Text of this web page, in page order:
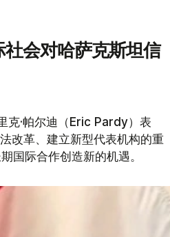
会对哈萨克斯坦信
克·帕尔迪（Eric Pardy）表
改革、建立新型代表机构的重
国际合作创造新的机遇。